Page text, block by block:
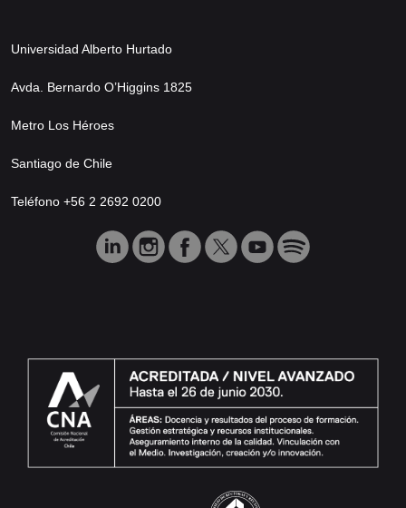
Universidad Alberto Hurtado
Avda. Bernardo O’Higgins 1825
Metro Los Héroes
Santiago de Chile
Teléfono +56 2 2692 0200